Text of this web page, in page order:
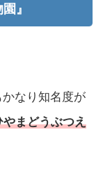
』
なり知名度が
やまどうぶつえ